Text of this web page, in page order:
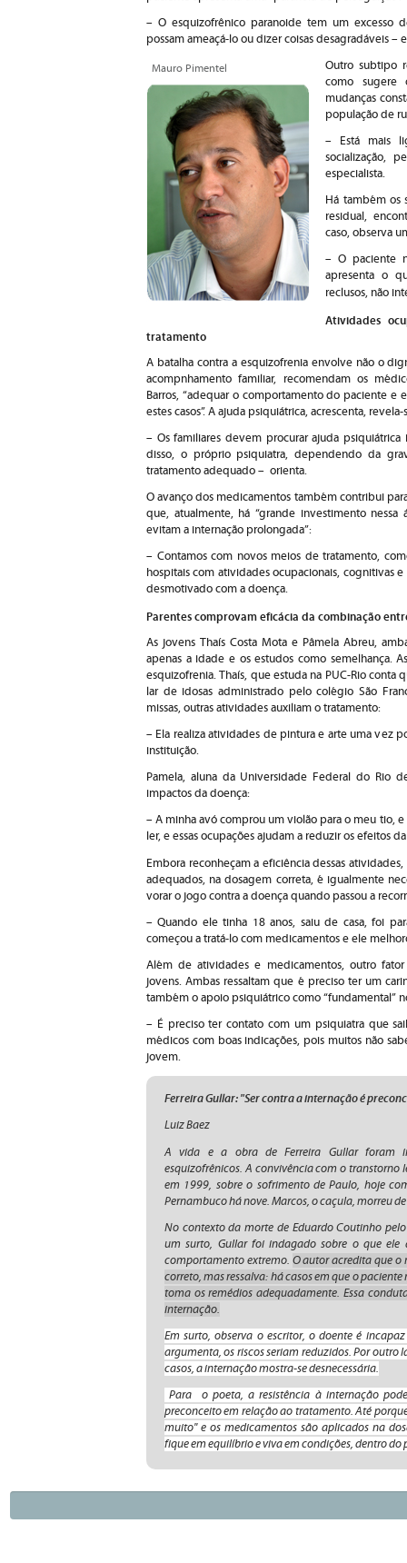
– O esquizofrênico paranoide tem um excesso
possam ameaçá-lo ou dizer coisas desagradáveis –
Mauro Pimentel
Outro subtipo
como sugere
mudanças
população de
– Está mais
socialização,
especialista.
Há também os
residual,
caso, observa
– O paciente
apresenta o
reclusos, não
Atividades
tratamento
A batalha contra a esquizofrenia envolve não o
acompnhamento familiar, recomendam os
Barros, “adequar o comportamento do paciente e
estes casos”. A ajuda psiquiátrica, acrescenta,
– Os familiares devem procurar ajuda
disso, o próprio psiquiatra, dependendo da
tratamento adequado – orienta.
O avanço dos medicamentos também contribui
que, atualmente, há “grande investimento
evitam a internação prolongada”:
– Contamos com novos meios de tratamento,
hospitais com atividades ocupacionais, cognitivas
desmotivado com a doença.
Parentes comprovam eficácia da combinação
As jovens Thaís Costa Mota e Pâmela Abreu,
apenas a idade e os estudos como semelhança.
esquizofrenia. Thaís, que estuda na PUC-Rio conta
lar de idosas administrado pelo colégio São
missas, outras atividades auxiliam o tratamento:
– Ela realiza atividades de pintura e arte uma vez
instituição.
Pamela, aluna da Universidade Federal do Rio
impactos da doença:
– A minha avó comprou um violão para o meu tio,
ler, e essas ocupações ajudam a reduzir os efeitos
Embora reconheçam a eficiência dessas
adequados, na dosagem correta, é igualmente
vorar o jogo contra a doença quando passou a
– Quando ele tinha 18 anos, saiu de casa, foi
começou a tratá-lo com medicamentos e ele
Além de atividades e medicamentos, outro
jovens. Ambas ressaltam que é preciso ter um
também o apoio psiquiátrico como “fundamental”
– É preciso ter contato com um psiquiatra que
médicos com boas indicações, pois muitos não
jovem.
Ferreira Gullar: "Ser contra a internação é
Luiz Baez
A vida e a obra de Ferreira Gullar foram
esquizofrênicos. A convivência com o transtorno
em 1999, sobre o sofrimento de Paulo, hoje
Pernambuco há nove. Marcos, o caçula, morreu
No contexto da morte de Eduardo Coutinho
um surto, Gullar foi indagado sobre o que
comportamento extremo. O autor acredita que
correto, mas ressalva: há casos em que o
toma os remédios adequadamente. Essa
internação.
Em surto, observa o escritor, o doente é
argumenta, os riscos seriam reduzidos. Por outro
casos, a internação mostra-se desnecessária.
Para o poeta, a resistência à internação
preconceito em relação ao tratamento. Até
muito" e os medicamentos são aplicados na
fique em equilíbrio e viva em condições, dentro do